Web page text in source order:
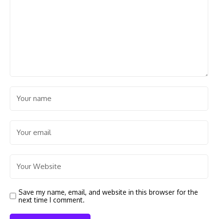
Save my name, email, and website in this browser for the
next time I comment.